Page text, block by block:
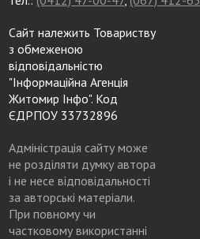
Сайт належить Товариству
з обмеженою
відповідальністю
"Інформаційна Агенція
Житомир Інфо". Код
ЄДРПОУ 33732896
Адміністрація сайту може
не розділяти думку автора
і не несе відповідальності
за авторські матеріали.
При повному чи
частковому використанні